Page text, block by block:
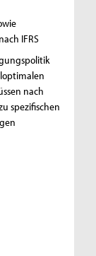
IFRS
nach
spezifischen